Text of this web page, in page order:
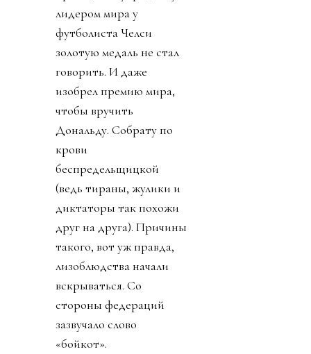
совещание федераций.
Попутно выпустив
заявление, что ФИФА
перешла все линии.
Следом собрание
объявила КОНКАКАФ.
Конгресс США вызвал
Инфантино на разговор
по поводу связей с
трампистами. Напомню,
президент ФИФА уже
два года изо всей
шершавости языка
полирует филейную
часть президента США.
И турнир новый
изобрел, и кубок в офис
привез, и за украденную